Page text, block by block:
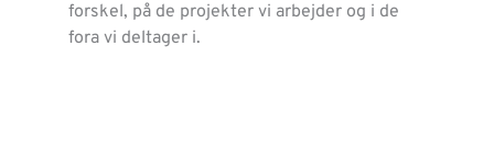
forskel, på de projekter vi arbejder og i de
fora vi deltager i.